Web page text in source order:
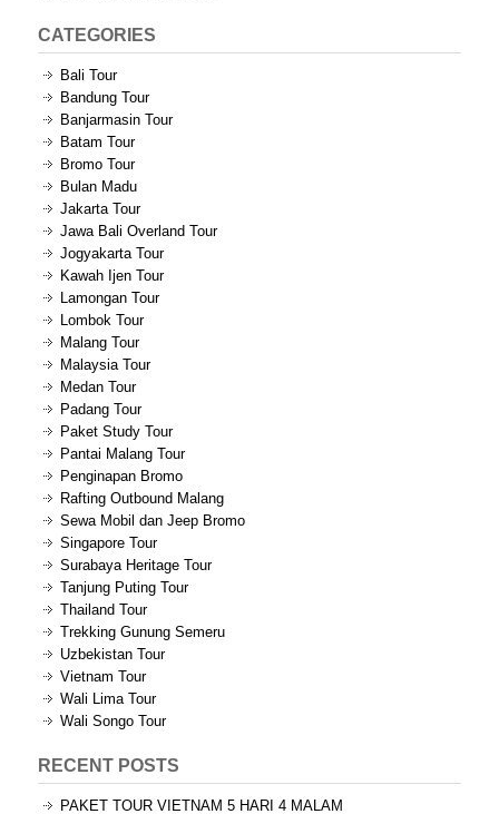
CATEGORIES
Bali Tour
Bandung Tour
Banjarmasin Tour
Batam Tour
Bromo Tour
Bulan Madu
Jakarta Tour
Jawa Bali Overland Tour
Jogyakarta Tour
Kawah Ijen Tour
Lamongan Tour
Lombok Tour
Malang Tour
Malaysia Tour
Medan Tour
Padang Tour
Paket Study Tour
Pantai Malang Tour
Penginapan Bromo
Rafting Outbound Malang
Sewa Mobil dan Jeep Bromo
Singapore Tour
Surabaya Heritage Tour
Tanjung Puting Tour
Thailand Tour
Trekking Gunung Semeru
Uzbekistan Tour
Vietnam Tour
Wali Lima Tour
Wali Songo Tour
RECENT POSTS
PAKET TOUR VIETNAM 5 HARI 4 MALAM